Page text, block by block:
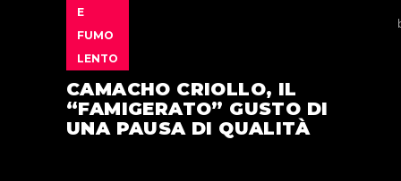
E
FUMO
LENTO
CAMACHO CRIOLLO, IL
“FAMIGERATO” GUSTO DI
UNA PAUSA DI QUALITÀ